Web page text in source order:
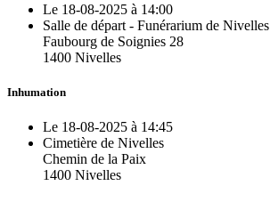
Le 18-08-2025 à 14:00
Salle de départ - Funérarium de Nivelles
Faubourg de Soignies 28
1400 Nivelles
Inhumation
Le 18-08-2025 à 14:45
Cimetière de Nivelles
Chemin de la Paix
1400 Nivelles